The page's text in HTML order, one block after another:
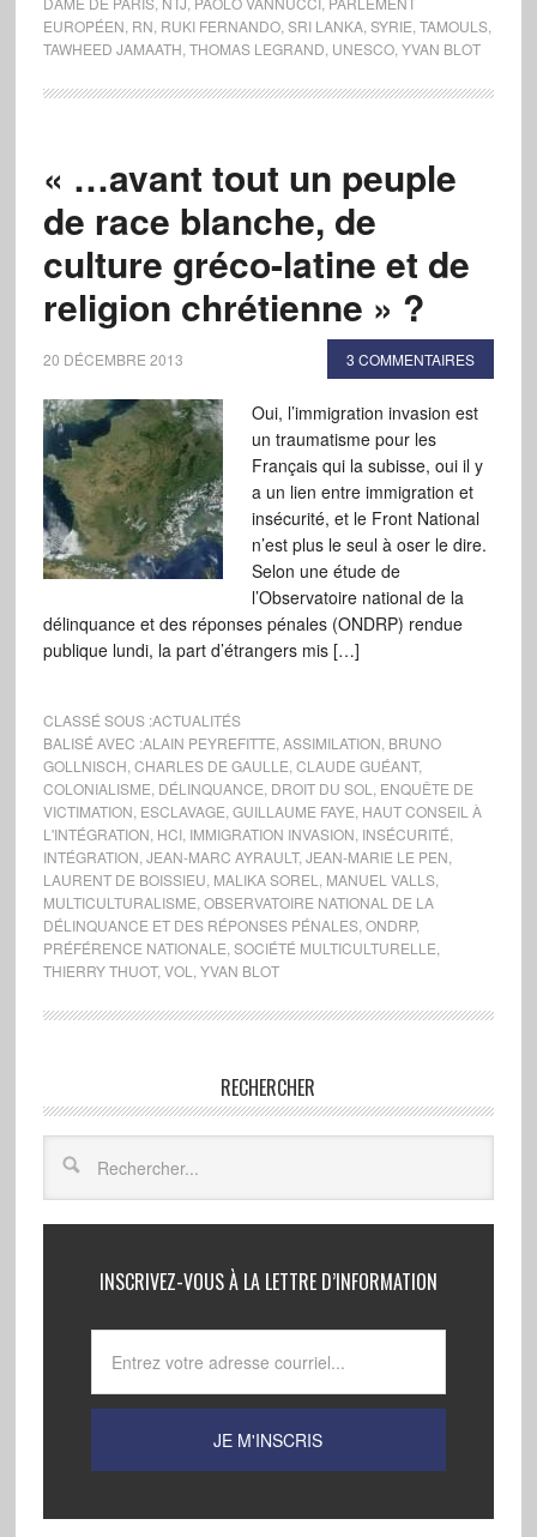
EUROPÉEN RN RUKI FERNANDO, SRI LANKA, SYRIE TAMOULS,
TAWHEED JAMAATH THOMAS LEGRAND UNESCO, YVAN BLOT
« …avant tout un peuple
de race blanche, de
culture gréco-latine et de
religion chrétienne » ?
20 DÉCEMBRE 2013 3 COMMENTAIRES
Oui, l’immigration invasion est
un traumatisme pour les
Français qui la subisse, oui il y
a un lien entre immigration et
insécurité, et le Front National
n’est plus le seul à oser le dire.
Selon une étude de
l’Observatoire national de la
délinquance et des réponses pénales (ONDRP) rendue
publique lundi, la part d’étrangers mis […]
CLASSÉ SOUS :ACTUALITÉS
BALISÉ AVEC :ALAIN PEYREFITTE ASSIMILATION BRUNO
GOLLNISCH CHARLES DE GAULLE CLAUDE GUÉANT,
COLONIALISME DÉLINQUANCE DROIT DU SOL
ENQUÊTE DE
VICTIMATION ESCLAVAGE GUILLAUME FAYE HAUT CONSEIL À
L'INTÉGRATION HCI, IMMIGRATION INVASION INSÉCURITÉ
INTÉGRATION JEAN-MARC AYRAULT, JEAN-MARIE LE PEN
LAURENT DE BOISSIEU MALIKA SOREL MANUEL VALLS,
MULTICULTURALISME OBSERVATOIRE NATIONAL DE LA
DÉLINQUANCE ET DES RÉPONSES PÉNALES, ONDRP,
PRÉFÉRENCE NATIONALE SOCIÉTÉ MULTICULTURELLE
THIERRY THUOT, VOL YVAN BLOT
RECHERCHER
INSCRIVEZ-VOUS À LA LETTRE D’INFORMATION